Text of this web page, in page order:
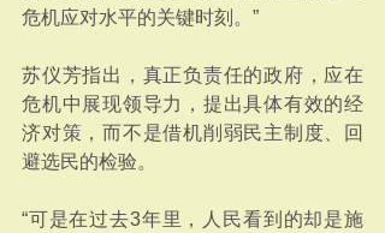
危机应对水平的关键时刻。”
苏仪芳指出，真正负责任的政府，应在
危机中展现领导力，提出具体有效的经
济对策，而不是借机削弱民主制度、回
避选民的检验。
“可是在过去3年里，人民看到的却是施